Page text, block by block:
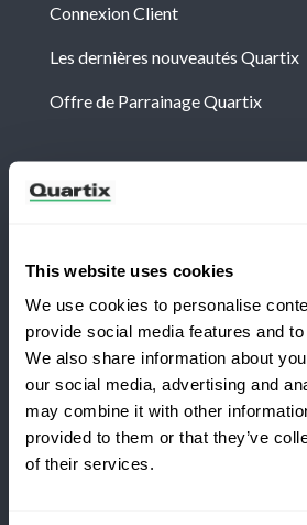
This website uses cookies
We use cookies to personalise
provide social media features and
We also share information about
our social media, advertising and
may combine it with other
provided to them or that they’ve
of their services.
Connexion Client
Les dernières nouveautés Quartix
Offre de Parrainage Quartix
Newsletter
cas de Quartix
Conditions générales Politique
Mention légale
Vous passez à Quartix